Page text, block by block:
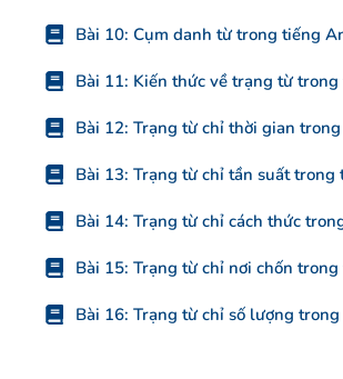
Bài 10: Cụm danh từ trong tiếng
Bài 11: Kiến thức về trạng từ
Bài 12: Trạng từ chỉ thời gian
Bài 13: Trạng từ chỉ tần suất trong
Bài 14: Trạng từ chỉ cách thức
Bài 15: Trạng từ chỉ nơi chốn
Bài 16: Trạng từ chỉ số lượng